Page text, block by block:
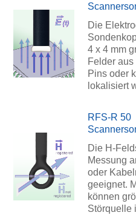
Die
4 x 4 mm
Felder
Pins oder
lokalisiert
RFS-R 50
Die H-
Messung
oder
geeignet.
können
Störquelle